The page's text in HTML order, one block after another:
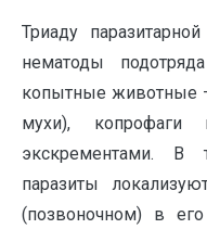
Триаду
нематоды
копытные животные
мухи),
экскрементами. В
паразиты
(позвоночном) в